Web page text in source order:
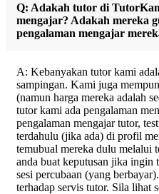
Q: Adakah tutor di
mengajar? Adakah mereka
pengalaman mengajar
A: Kebanyakan tutor kami
sampingan. Kami juga
(namun harga mereka adalah
tutor kami ada pengalaman
pengalaman mengajar tutor,
terdahulu (jika ada) di profil
temubual mereka dulu melalui
anda buat keputusan jika ingin
sesi percubaan (yang
terhadap servis tutor. Sila lihat